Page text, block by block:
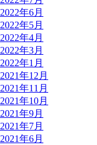
2022年6月
2022年5月
2022年4月
2022年3月
2022年1月
2021年12月
2021年11月
2021年10月
2021年9月
2021年7月
2021年6月